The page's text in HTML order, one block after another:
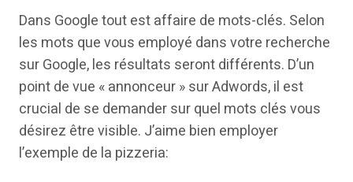
Dans Google tout est affaire de mots-clés. Selon
les mots que vous employé dans votre recherche
sur Google, les résultats seront différents. D’un
point de vue « annonceur » sur Adwords, il est
crucial de se demander sur quel mots clés vous
désirez être visible. J’aime bien employer
l’exemple de la pizzeria: